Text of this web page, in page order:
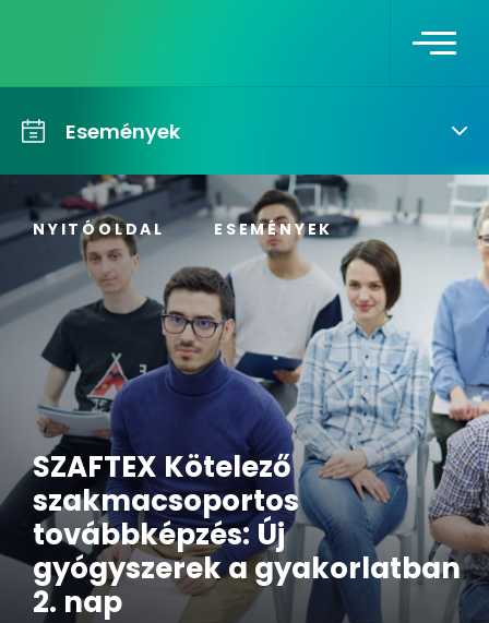
Események
NYITÓOLDAL ESEMÉNYEK
SZAFTEX Kötelező
szakmacsoportos
továbbképzés: Új
gyógyszerek a gyakorlatban
2. nap